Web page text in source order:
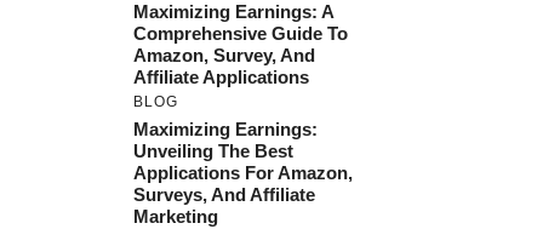
Maximizing Earnings: A
Comprehensive Guide To
Amazon, Survey, And
Affiliate Applications
BLOG
Maximizing Earnings:
Unveiling The Best
Applications For Amazon,
Surveys, And Affiliate
Marketing